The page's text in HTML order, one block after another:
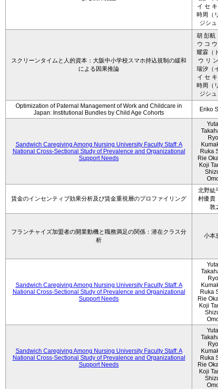
イ セ
時周（
ジシ
スクリーンタイムと人的資本：大阪中小学校スマホ持込規制の緩和
による因果推論
胡 彭航
ウ コ
耀霖（
ウ リ
瑞汐（
イ セ
時周（
ジシ
Optimization of Paternal Management of Work and Childcare in
Japan: Institutional Bundles by Child Age Cohorts
Eriko
Sandwich Caregiving Among Nursing University Faculty Staff: A
National Cross-Sectional Study of Prevalence and Organizational
Support Needs
Ruka
Rie
Koji
賃金のインセンティブ効果分析及び賃金重視層のプロファイリング
北野紘
村優貴
敦
フランチャイズ加盟者の開業動機と職務満足の関係：潜在クラス分
析
小本
Sandwich Caregiving Among Nursing University Faculty Staff: A
National Cross-Sectional Study of Prevalence and Organizational
Support Needs
Ruka
Rie
Koji
Sandwich Caregiving Among Nursing University Faculty Staff: A
National Cross-Sectional Study of Prevalence and Organizational
Support Needs
Ruka
Rie
Koji